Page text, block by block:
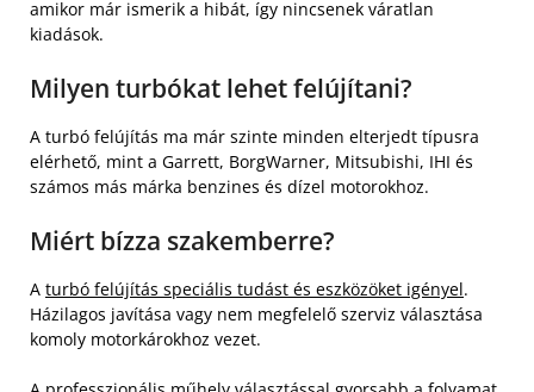
amikor már ismerik a hibát, így nincsenek váratlan
kiadások.
Milyen turbókat lehet felújítani?
A turbó felújítás ma már szinte minden elterjedt típusra
elérhető, mint a Garrett, BorgWarner, Mitsubishi, IHI és
számos más márka benzines és dízel motorokhoz.
Miért bízza szakemberre?
A turbó felújítás speciális tudást és eszközöket igényel.
Házilagos javítása vagy nem megfelelő szerviz választása
komoly motorkárokhoz vezet.